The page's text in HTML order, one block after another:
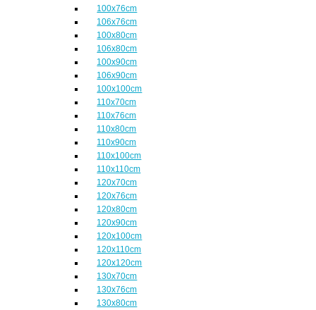
100x76cm
106x76cm
100x80cm
106x80cm
100x90cm
106x90cm
100x100cm
110x70cm
110x76cm
110x80cm
110x90cm
110x100cm
110x110cm
120x70cm
120x76cm
120x80cm
120x90cm
120x100cm
120x110cm
120x120cm
130x70cm
130x76cm
130x80cm